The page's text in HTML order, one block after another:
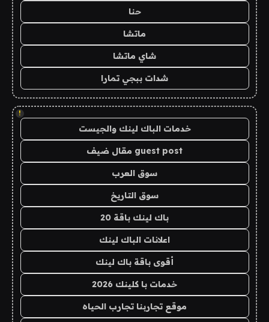
حنا
ماتشا
شاي ماتشا
شدات ببجي تمارا
!
خدمات الباك لينك والجيست
guest post مقال ضيف
سوق العرب
سوق التاريخ
باك لينك باقة 20
اعلانات الباك لينك
أقوى باقة باك لينك
خدمات با كلينك 2026
موقع تجاربنا تجارب الحياه